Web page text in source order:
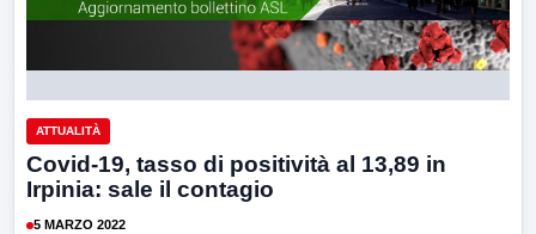
ATTUALITÀ
Covid-19, tasso di positività al 13,89 in
Irpinia: sale il contagio
5 MARZO 2022